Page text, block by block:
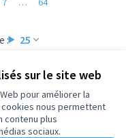
sur le site web
pour améliorer la
nous permettent
contenu plus
sociaux.
: 25